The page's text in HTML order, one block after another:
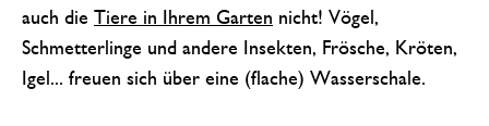
auch die
Tiere in Ihrem Garten nicht! Vögel,
Schmetterlinge und andere Insekten, Frösche, Kröten,
Igel... freuen sich über eine (flache) Wasserschale.